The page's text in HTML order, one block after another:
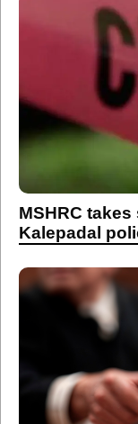
MSHRC
Kalepadal